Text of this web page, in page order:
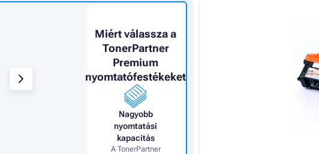
Miért válassza a
TonerPartner
Premium
nyomtatófestékeket
Nagyobb
nyomtatási
kapacitás
A TonerPartner